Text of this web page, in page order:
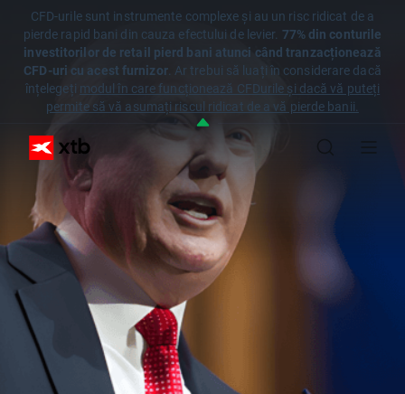
CFD-urile sunt instrumente complexe și au un risc ridicat de a
pierde rapid bani din cauza efectului de levier. 77% din conturile
investitorilor de retail pierd bani atunci când tranzacționează
CFD-uri cu acest furnizor. Ar trebui să luați în considerare dacă
înțelegeți modul în care funcționează CFDurile și dacă vă puteți
permite să vă asumați riscul ridicat de a vă pierde banii.